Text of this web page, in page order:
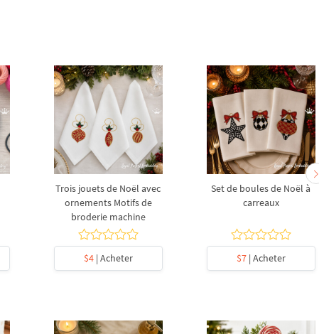
Trois jouets de Noël avec
ornements Motifs de
broderie machine
$4| Acheter
Set de boules de Noël à
carreaux
$7| Acheter